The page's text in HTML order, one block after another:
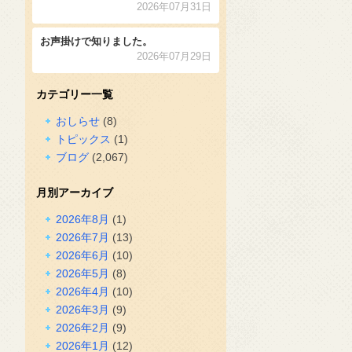
2026年07月31日
お声掛けで知りました。
2026年07月29日
カテゴリー一覧
おしらせ(8)
トピックス (1)
ブログ(2,067)
月別アーカイブ
2026年8月 (1)
2026年7月 (13)
2026年6月 (10)
2026年5月 (8)
2026年4月 (10)
2026年3月 (9)
2026年2月 (9)
2026年1月 (12)